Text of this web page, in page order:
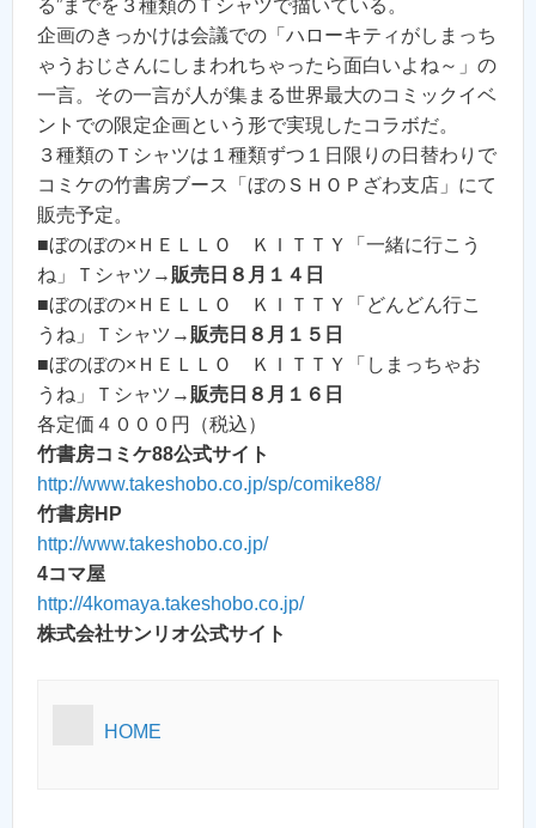
る”までを３種類のＴシャツで描いている。
企画のきっかけは会議での「ハローキティがしまっち
ゃうおじさんにしまわれちゃったら面白いよね～」の
一言。その一言が人が集まる世界最大のコミックイベ
ントでの限定企画という形で実現したコラボだ。
３種類のＴシャツは１種類ずつ１日限りの日替わりで
コミケの竹書房ブース「ぼのＳＨＯＰざわ支店」にて
販売予定。
■ぼのぼの×ＨＥＬＬＯ ＫＩＴＴＹ「一緒に行こう
ね」Ｔシャツ→ 販売日８月１４日
■ぼのぼの×ＨＥＬＬＯ ＫＩＴＴＹ「どんどん行こ
うね」Ｔシャツ→ 販売日８月１５日
■ぼのぼの×ＨＥＬＬＯ ＫＩＴＴＹ「しまっちゃお
うね」Ｔシャツ→ 販売日８月１６日
各定価４０００円（税込）
竹書房コミケ88公式サイト
http://www.takeshobo.co.jp/sp/comike88/
竹書房HP
http://www.takeshobo.co.jp/
4コマ屋
http://4komaya.takeshobo.co.jp/
株式会社サンリオ公式サイト
HOME